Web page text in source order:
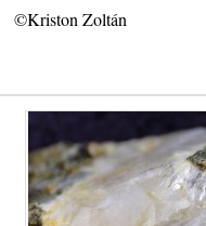
©Kriston Zoltán